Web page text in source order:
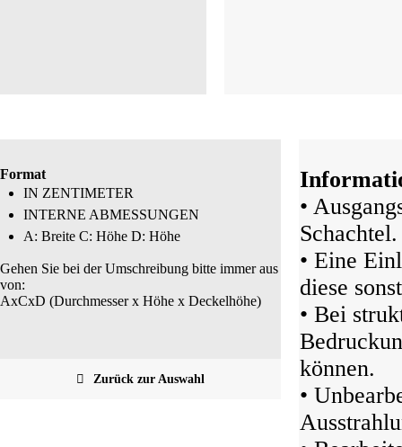
Format
IN ZENTIMETER
INTERNE ABMESSUNGEN
A: Breite C: Höhe D: Höhe
Gehen Sie bei der Umschreibung bitte immer aus
von:
AxCxD (Durchmesser x Höhe x Deckelhöhe)
Zurück zur Auswahl
•
Schachtel.
• Eine
diese
• Bei
können.
•